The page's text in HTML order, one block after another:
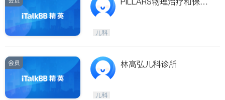
儿科
会员 林高弘儿科诊所
儿科